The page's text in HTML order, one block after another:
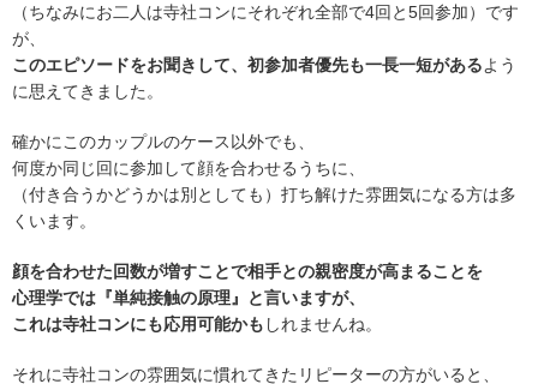
（ちなみにお二人は寺社コンにそれぞれ全部で4回と5回参加）です
が、
このエピソードをお聞きして、初参加者優先も一長一短があるよう
に思えてきました。
確かにこのカップルのケース以外でも、
何度か同じ回に参加して顔を合わせるうちに、
（付き合うかどうかは別としても）打ち解けた雰囲気になる方は多
くいます。
顔を合わせた回数が増すことで相手との親密度が高まることを
心理学では『単純接触の原理』と言いますが、
これは寺社コンにも応用可能かも しれませんね。
それに寺社コンの雰囲気に慣れてきたリピーターの方がいると、